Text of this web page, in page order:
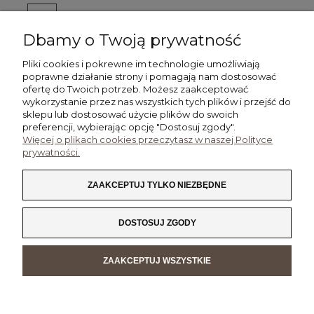
DO KOSZYKA
POMOC
MOJE KONTO
PŁATNOŚCI I DOSTAWA
O NAS
Dbamy o Twoją prywatność
Pliki cookies i pokrewne im technologie umożliwiają
poprawne działanie strony i pomagają nam dostosować
ofertę do Twoich potrzeb. Możesz zaakceptować
wykorzystanie przez nas wszystkich tych plików i przejść do
sklepu lub dostosować użycie plików do swoich
preferencji, wybierając opcję "Dostosuj zgody".
Więcej o plikach cookies przeczytasz w naszej Polityce
prywatności.
ZAAKCEPTUJ TYLKO NIEZBĘDNE
DOSTOSUJ ZGODY
ZAAKCEPTUJ WSZYSTKIE